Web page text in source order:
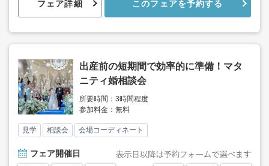
フェア詳細 このフェアを予約する
出産前の短期間で効率的に準備！マタ
ニティ婚相談会
所要時間：3時間程度
参加料金：無料
見学 相談会 会場コーディネート
フェア開催日